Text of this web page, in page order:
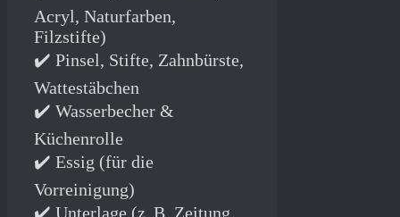
Acryl, Naturfarben,
Filzstifte)
✔️ Pinsel, Stifte, Zahnbürste,
Wattestäbchen
✔️ Wasserbecher &
Küchenrolle
✔️ Essig (für die
Vorreinigung)
✔️ Unterlage (z. B. Zeitung,